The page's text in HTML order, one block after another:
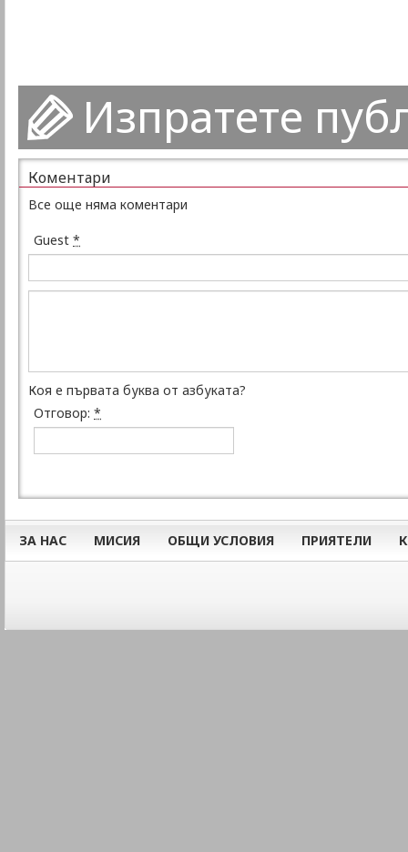
Изпратете
Коментари
Все още няма коментари
Guest *
Коя е първата буква от азбуката?
Отговор: *
ЗА НАС МИСИЯ ОБЩИ УСЛОВИЯ ПРИЯТЕЛИ